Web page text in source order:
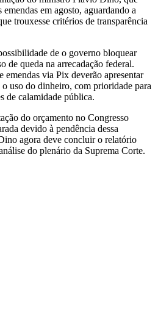
emendas em agosto, aguardando a
trouxesse critérios de transparência
de o governo bloquear
de queda na arrecadação federal.
emendas via Pix deverão apresentar
o uso do dinheiro, com prioridade para
de calamidade pública.
do orçamento no Congresso
devido à pendência dessa
agora deve concluir o relatório
do plenário da Suprema Corte.